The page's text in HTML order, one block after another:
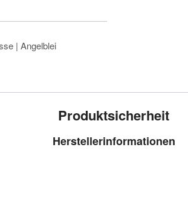
| Angelblei
Produktsicherheit
Herstellerinformationen